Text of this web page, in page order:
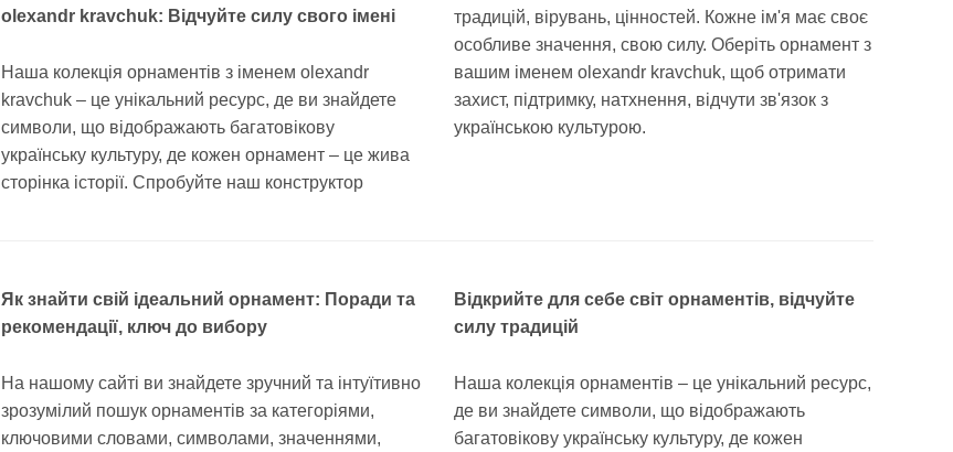
olexandr kravchuk: Відчуйте силу свого імені
Наша колекція орнаментів з іменем olexandr
kravchuk – це унікальний ресурс, де ви знайдете
символи, що відображають багатовікову
українську культуру, де кожен орнамент – це жива
сторінка історії. Спробуйте наш конструктор
традицій, вірувань, цінностей. Кожне ім'я має своє
особливе значення, свою силу. Оберіть орнамент з
вашим іменем olexandr kravchuk, щоб отримати
захист, підтримку, натхнення, відчути зв'язок з
українською культурою.
Як знайти свій ідеальний орнамент: Поради та
рекомендації, ключ до вибору
На нашому сайті ви знайдете зручний та інтуїтивно
зрозумілий пошук орнаментів за категоріями,
ключовими словами, символами, значеннями,
Відкрийте для себе світ орнаментів, відчуйте
силу традицій
Наша колекція орнаментів – це унікальний ресурс,
де ви знайдете символи, що відображають
багатовікову українську культуру, де кожен